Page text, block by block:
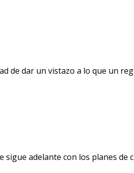
de dar un vistazo a lo que un
adelante con los planes de